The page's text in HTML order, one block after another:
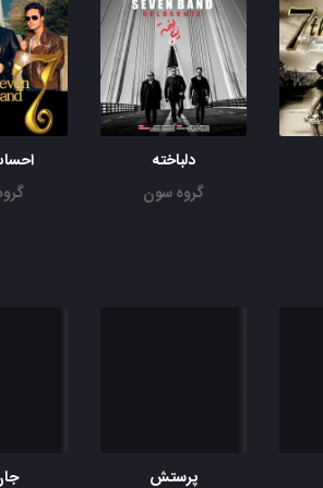
قلبت چی میشه مال کی میشه
وقتی که هیچکسی لایق تو نیس
عشقت باهامه این ادعامه
که کسی مثل من عاشق تو نیس
قلبت چی میشه مال کی میشه
وقتی که هیچکسی لایق تو نیس
دلباخته
گروه سون
پرستش